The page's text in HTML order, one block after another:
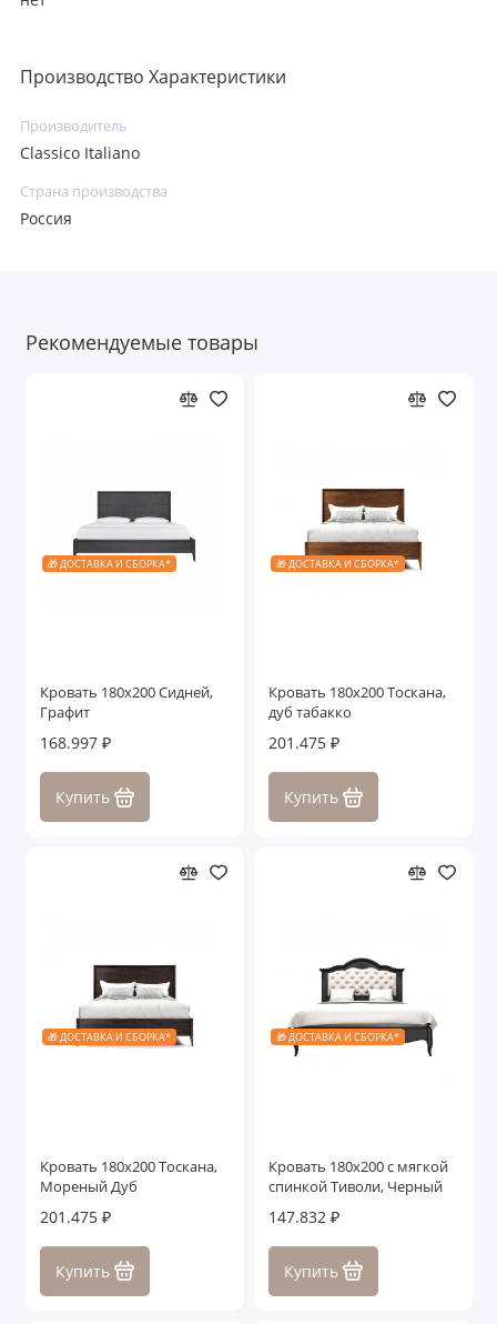
Производство Характеристики
Производитель
Classico Italiano
Страна производства
Россия
Рекомендуемые товары
🎁 ДОСТАВКА И СБОРКА*
Кровать 180x200 Сидней,
Графит
168.997 ₽
Купить
🎁 ДОСТАВКА И СБОРКА*
Кровать 180x200 Тоскана,
дуб табакко
201.475 ₽
Купить
🎁 ДОСТАВКА И СБОРКА*
Кровать 180x200 Тоскана,
Мореный Дуб
201.475 ₽
Купить
🎁 ДОСТАВКА И СБОРКА*
Кровать 180x200 с мягкой
спинкой Тиволи, Черный
147.832 ₽
Купить